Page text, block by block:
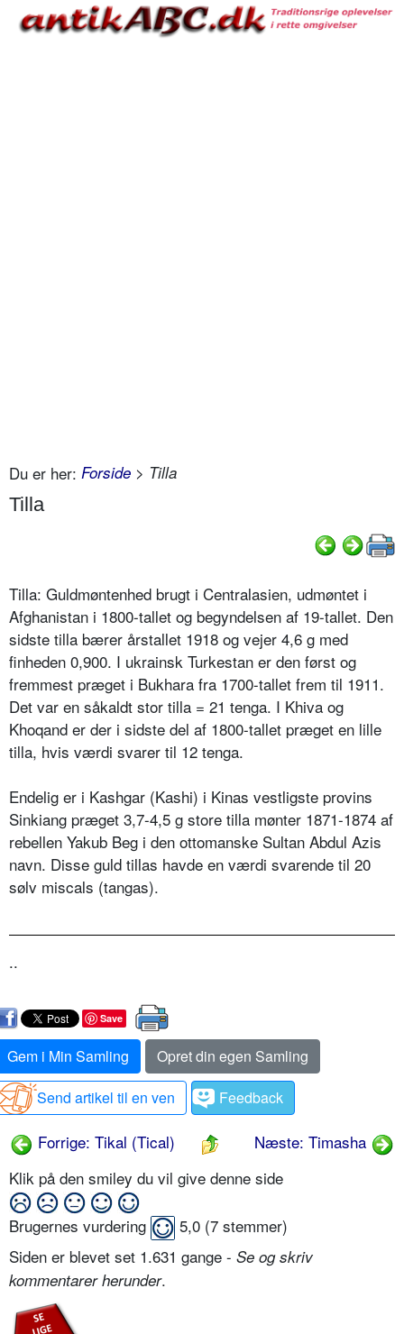
Du er her: Forside > Tilla
Tilla
Tilla: Guldmøntenhed brugt i Centralasien, udmøntet i
Afghanistan i 1800-tallet og begyndelsen af 19-tallet. Den
sidste tilla bærer årstallet 1918 og vejer 4,6 g med
finheden 0,900. I ukrainsk Turkestan er den først og
fremmest præget i Bukhara fra 1700-tallet frem til 1911.
Det var en såkaldt stor tilla = 21 tenga. I Khiva og
Khoqand er der i sidste del af 1800-tallet præget en lille
tilla, hvis værdi svarer til 12 tenga.
Endelig er i Kashgar (Kashi) i Kinas vestligste provins
Sinkiang præget 3,7-4,5 g store tilla mønter 1871-1874 af
rebellen Yakub Beg i den ottomanske Sultan Abdul Azis
navn. Disse guld tillas havde en værdi svarende til 20
sølv miscals (tangas).
..
Save
Gem i Min Samling
Opret din egen Samling
Send artikel til en ven
Feedback
Forrige: Tikal (Tical)
Næste: Timasha
Klik på den smiley du vil give denne side
Brugernes vurdering 5,0 (7 stemmer)
Siden er blevet set 1.631 gange - Se og skriv
kommentarer herunder.